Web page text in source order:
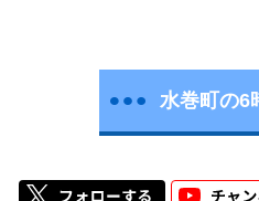
水巻町の6